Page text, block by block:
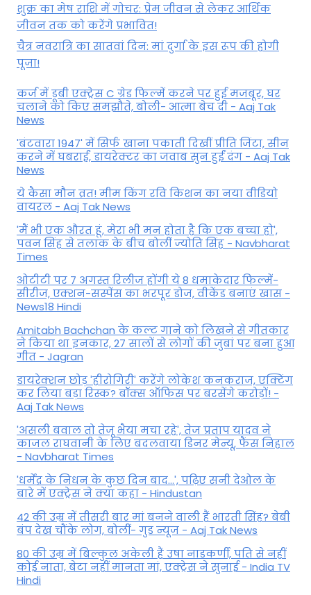
शुक्र का मेष राशि में गोचर: प्रेम जीवन से लेकर आर्थिक
जीवन तक को करेंगे प्रभावित!
चैत्र नवरात्रि का सातवां दिन: मां दुर्गा के इस रूप की होगी
पूजा!
कर्ज में डूबी एक्ट्रेस C ग्रेड फिल्में करने पर हुई मजबूर, घर
चलाने को किए समझौते, बोली- आत्मा बेच दी - Aaj Tak
News
'बंटवारा 1947' में सिर्फ खाना पकाती दिखीं प्रीति जिंटा, सीन
करने में घबराईं, डायरेक्टर का जवाब सुन हुईं दंग - Aaj Tak
News
ये कैसा मौन व्रत! मीम किंग रवि किशन का नया वीडियो
वायरल - Aaj Tak News
'मैं भी एक औरत हूं, मेरा भी मन होता है कि एक बच्चा हो',
पवन सिंह से तलाक के बीच बोलीं ज्योति सिंह - Navbharat
Times
ओटीटी पर 7 अगस्त रिलीज होंगी ये 8 धमाकेदार फिल्में-
सीरीज, एक्शन-सस्पेंस का भरपूर डोज, वीकेंड बनाएं खास -
News18 Hindi
Amitabh Bachchan के कल्ट गाने को लिखने से गीतकार
ने किया था इनकार, 27 सालों से लोगों की जुबां पर बना हुआ
गीत - Jagran
डायरेक्शन छोड़ 'हीरोगिरी' करेंगे लोकेश कनकराज, एक्टिंग
कर लिया बड़ा रिस्क? बॉक्स ऑफिस पर बरसेंगे करोड़ों! -
Aaj Tak News
'असली बवाल तो तेजू भैया मचा रहे', तेज प्रताप यादव ने
काजल राघवानी के लिए बदलवाया डिनर मेन्यू, फैंस न‍िहाल
- Navbharat Times
'धर्मेंद्र के निधन के कुछ दिन बाद...', पढ़िए सनी देओल के
बारे में एक्ट्रेस ने क्या कहा - Hindustan
42 की उम्र में तीसरी बार मां बनने वाली हैं भारती सिंह? बेबी
बंप देख चौंके लोग, बोलीं- गुड न्यूज - Aaj Tak News
80 की उम्र में बिल्कुल अकेली हैं उषा नाडकर्णी, पति से नहीं
कोई नाता, बेटा नहीं मानता मां, एक्ट्रेस ने सुनाई - India TV
Hindi